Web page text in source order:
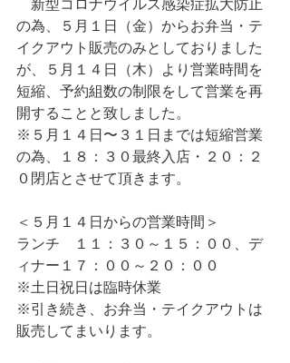
の為、５月１日（金）からお弁当・テ
イクアウト販売のみとしておりました
が、５月１４日（木）より営業時間を
短縮、予約組数の制限をして営業を再
開することと致しました。
※５月１４日〜３１日までは短縮営業
の為、１８：３０最終入店・２０：２
０閉店とさせて頂きます。
＜５月１４日からの営業時間＞
ランチ　１１：３０～１５：００、デ
ィナー１７：００～２０：００
※土日祝日は臨時休業
※引き続き、お弁当・テイクアウトは
販売してまいります。